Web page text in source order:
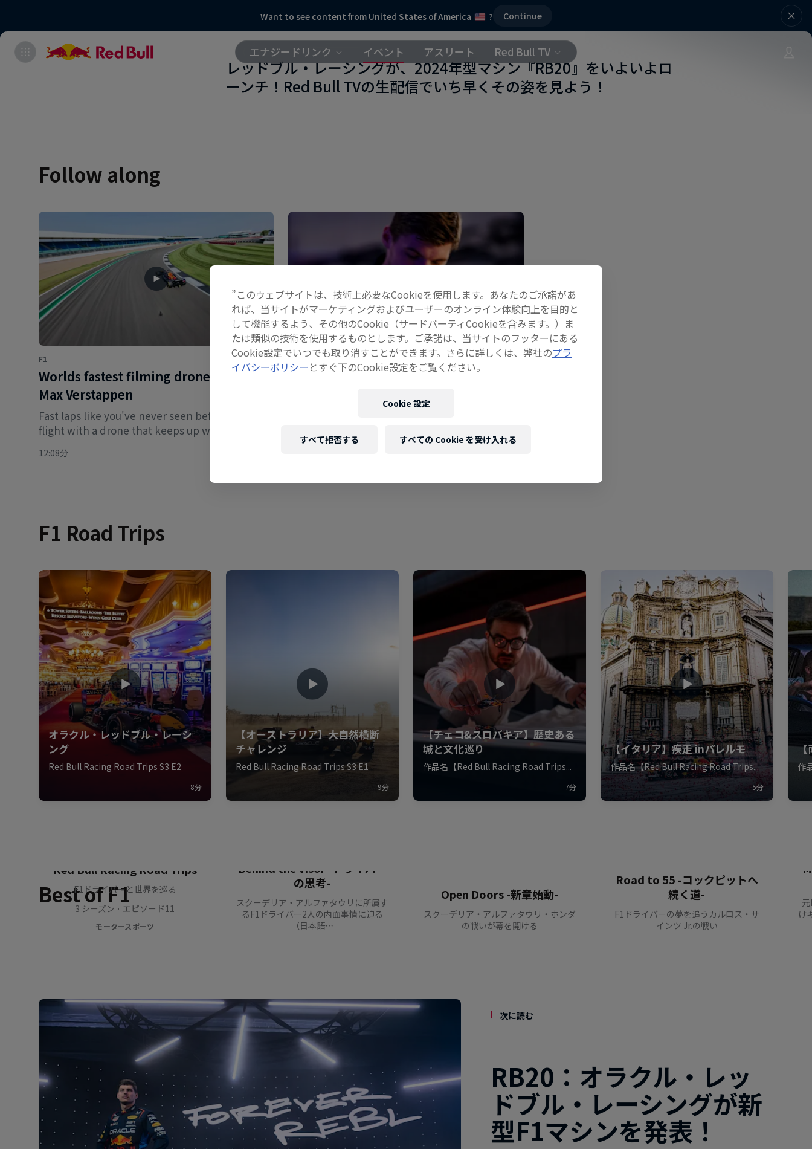
Want to see content from United States of America ? Continue
エナジードリンク イベント アスリート Red Bull TV
レッドブル・レーシングが、2024年型マシン『RB20』をいよいよロ
ーンチ！Red Bull TVの生配信でいち早くその姿を見よう！
Follow along
F1
World’s fastest filming drone chases
Max Verstappen
Fast laps like you've never seen before – take
flight with a drone that keeps up with F1 car
12:08分
F1
マックス・フェルスタッペン：2024シーズ
音声）
F1 Road Trips
Best of F1
Red Bull Racing Road Trips
F1ドライバーと世界を巡る
3 シーズン · エピソード11
モータースポーツ
Behind the Visor -ドライバー
の思考-
スクーデリア・アルファタウリに所属す
るF1ドライバー2人の内面事情に迫る
（日本語…
Open Doors -新章始動-
スクーデリア・アルファタウリ・ホンダ
の戦いが幕を開ける
Road to 55 -コックピットへ
続く道-
F1ドライバーの夢を追うカルロス・サ
インツ Jr.の戦い
け
次に読む
RB20：オラクル・レッ
ドブル・レーシングが新
型F1マシンを発表！
”このウェブサイトは、技術上必要なCookieを使用します。あなたのご承諾があ
れば、当サイトがマーケティングおよびユーザーのオンライン体験向上を目的と
して機能するよう、その他のCookie（サードパーティCookieを含みます。）ま
たは類似の技術を使用するものとします。ご承諾は、当サイトのフッターにある
Cookie設定でいつでも取り消すことができます。さらに詳しくは、弊社のプラ
イバシーポリシー とすぐ下のCookie設定をご覧ください。
Cookie 設定
すべて拒否する すべての Cookie を受け入れる